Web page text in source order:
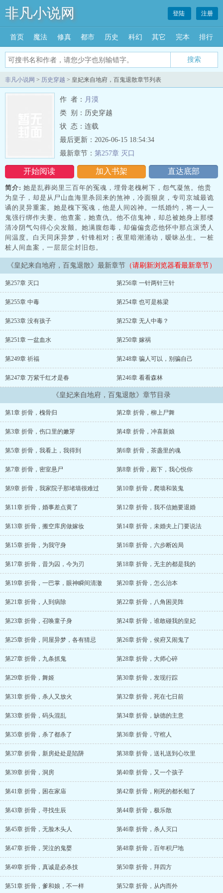
非凡小说网
搜索
登陆 注册
首页 魔法 修真 都市 历史 科幻 其它 完本 排行
非凡小说网 > 历史穿越 > 皇妃来自地府，百鬼退散章节列表
作 者： 月漠
类 别：历史穿越
状 态：连载
开始阅读 加入书架 直达底部
最后更新：2026-06-15 18:54:34
最新章节： 第257章 灭口
简介: 她是乱葬岗里三百年的冤魂，埋骨老槐树下，怨气凝煞。他贵
为皇子，却是从尸山血海里杀回来的煞神，冷面狠戾，专司京城最诡
谲的灵异重案。她是槐下冤魂，他是人间凶神。一纸婚约，将一人一
鬼强行绑作夫妻。他查案，她查仇。他不信鬼神，却总被她身上那缕
清冷阴气勾得心尖发颤。她满腹怨毒，却偏偏贪恋他怀中那点滚烫人
间温度。白天同床异梦，针锋相对；夜里暗潮涌动，暧昧丛生。一桩
桩人间血案，一层层尘封旧怨。
《皇妃来自地府，百鬼退散》最新章节 （请刷新浏览器看最新章节）
第257章 灭口 第256章 一针两针三针
第255章 中毒 第254章 也可是栋梁
第253章 没有孩子 第252章 无人中毒？
第251章 一盆血水 第250章 嫁祸
第249章 祈福 第248章 骗人可以，别骗自己
第247章 万紫千红才是春 第246章 看看森林
《皇妃来自地府，百鬼退散》章节目录
第1章 折骨，槐骨归 第2章 折骨，柳上尸舞
第3章 折骨，伤口里的嫩芽 第4章 折骨，冲喜新娘
第5章 折骨，我看上，我得到 第6章 折骨，茶盏里的魂
第7章 折骨，密室悬尸 第8章 折骨，殿下，我心悦你
第9章 折骨，我家院子那堵墙很难过 第10章 折骨，爬墙和装鬼
第11章 折骨，婚事差点黄了 第12章 折骨，我不信她要退婚
第13章 折骨，搬空库房做嫁妆 第14章 折骨，未婚夫上门要说法
第15章 折骨，为我守身 第16章 折骨，六步断凶局
第17章 折骨，昔为囚，今为刃 第18章 折骨，无主的都是我的
第19章 折骨，一巴掌，眼神瞬间清澈 第20章 折骨，怎么治本
第21章 折骨，人到病除 第22章 折骨，八角困灵阵
第23章 折骨，召唤童子身 第24章 折骨，谁敢碰我的皇妃
第25章 折骨，同屋异梦，各有猜忌 第26章 折骨，侯府又闹鬼了
第27章 折骨，九条抓鬼 第28章 折骨，大师心碎
第29章 折骨，舞姬 第30章 折骨，发现行踪
第31章 折骨，杀人又放火 第32章 折骨，死在七日前
第33章 折骨，码头混乱 第34章 折骨，缺德的主意
第35章 折骨，杀了都杀了 第36章 折骨，守棺人
第37章 折骨，新房处处是陷阱 第38章 折骨，送礼送到心坎里
第39章 折骨，洞房 第40章 折骨，又一个孩子
第41章 折骨，困在家庙 第42章 折骨，刚死的都长蛆了
第43章 折骨，寻找生辰 第44章 折骨，极乐散
第45章 折骨，无脸木头人 第46章 折骨，杀人灭口
第47章 折骨，哭泣的鬼婴 第48章 折骨，百年积尸地
第49章 折骨，真诚是必杀技 第50章 折骨，拜四方
第51章 折骨，爹和娘，不一样 第52章 折骨，从内而外